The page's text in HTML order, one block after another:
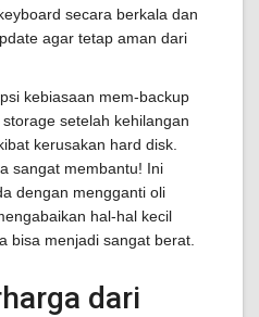
secara berkala dan
agar tetap aman dari
kebiasaan mem-backup
setelah kehilangan
kerusakan hard disk.
sangat membantu! Ini
dengan mengganti oli
hal-hal kecil
bisa menjadi sangat berat.
dari